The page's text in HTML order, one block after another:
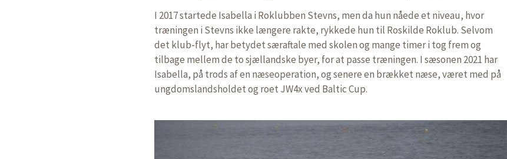
I 2017 startede Isabella i Roklubben Stevns, men da hun nåede et niveau, hvor
træningen i Stevns ikke længere rakte, rykkede hun til Roskilde Roklub. Selvom
det klub-flyt, har betydet særaftale med skolen og mange timer i tog frem og
tilbage mellem de to sjællandske byer, for at passe træningen. I sæsonen 2021 har
Isabella, på trods af en næseoperation, og senere en brækket næse, været med på
ungdomslandsholdet og roet JW4x ved Baltic Cup.